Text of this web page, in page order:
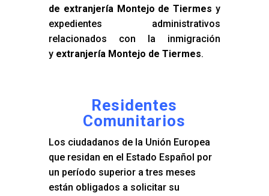
de extranjería Montejo de Tiermes y
expedientes administrativos
relacionados con la inmigración
y extranjería Montejo de Tiermes.
Residentes
Comunitarios
Los ciudadanos de la Unión Europea
que residan en el Estado Español por
un período superior a tres meses
están obligados a solicitar su